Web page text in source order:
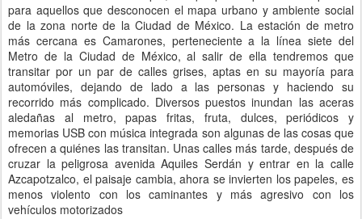
para aquellos que desconocen el mapa urbano y ambiente social
de la zona norte de la Ciudad de México. La estación de metro
más cercana es Camarones, perteneciente a la línea siete del
Metro de la Ciudad de México, al salir de ella tendremos que
transitar por un par de calles grises, aptas en su mayoría para
automóviles, dejando de lado a las personas y haciendo su
recorrido más complicado. Diversos puestos inundan las aceras
aledañas al metro, papas fritas, fruta, dulces, periódicos y
memorias USB con música integrada son algunas de las cosas que
ofrecen a quiénes las transitan. Unas calles más tarde, después de
cruzar la peligrosa avenida Aquiles Serdán y entrar en la calle
Azcapotzalco, el paisaje cambia, ahora se invierten los papeles, es
menos violento con los caminantes y más agresivo con los
vehículos motorizados